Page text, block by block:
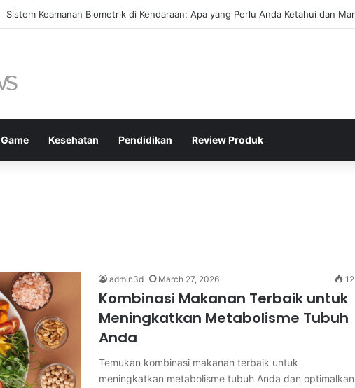
Latihan Interval Efektif Meningkatkan Kapasitas Aerobik Atlet Renang
Game Kesehatan Pendidikan Review Produk
admin3d March 27, 2026 12
Kombinasi Makanan Terbaik untuk
Meningkatkan Metabolisme Tubuh
Anda
Temukan kombinasi makanan terbaik untuk
meningkatkan metabolisme tubuh Anda dan optimalkan